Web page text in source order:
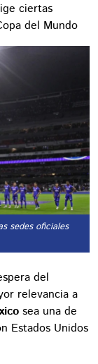
ciertas
del Mundo
sedes oficiales
del
relevancia a
sea una de
Estados Unidos